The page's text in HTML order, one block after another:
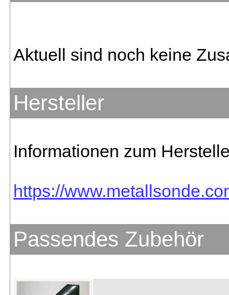
Aktuell sind noch keine
Hersteller
Informationen zum
https://
Passendes Zubehör